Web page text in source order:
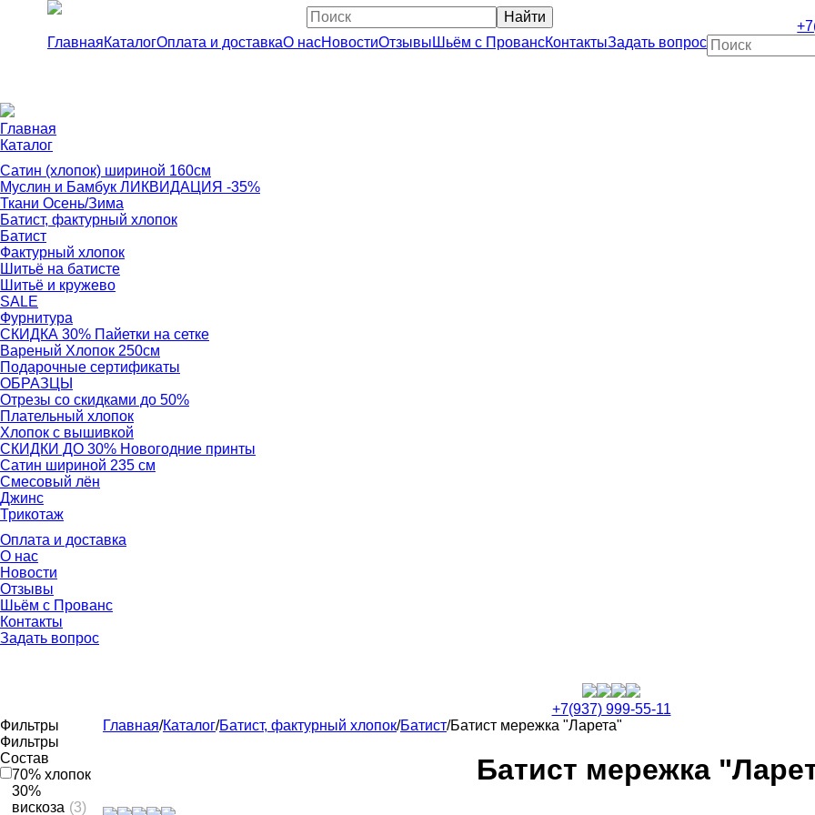
ГлавнаяКаталогОплата и доставкаО насНовостиОтзывы Шьём с ПровансКонтактыЗадать вопрос
Главная
Каталог
Сатин (хлопок) шириной 160см
Муслин и Бамбук ЛИКВИДАЦИЯ -35%
Ткани Осень/Зима
Батист, фактурный хлопок
Батист
Фактурный хлопок
Шитьё на батисте
Шитьё и кружево
SALE
Фурнитура
СКИДКА 30% Пайетки на сетке
Вареный Хлопок 250см
Подарочные сертификаты
ОБРАЗЦЫ
Отрезы со скидками до 50%
Плательный хлопок
Хлопок с вышивкой
СКИДКИ ДО 30% Новогодние принты
Сатин шириной 235 см
Смесовый лён
Джинс
Трикотаж
Оплата и доставка
О нас
Новости
Отзывы
Шьём с Прованс
Контакты
Задать вопрос
+7(937) 999-55-11
Фильтры
Фильтры
Состав
70% хлопок
30%
вискоза (3)
Главная/Каталог/Батист, фактурный хлопок/Батист/Батист мережка "Ларета"
Батист мережка